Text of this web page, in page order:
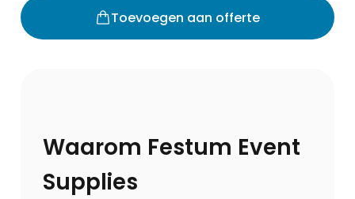
Toevoegen aan offerte
Waarom Festum Event
Supplies